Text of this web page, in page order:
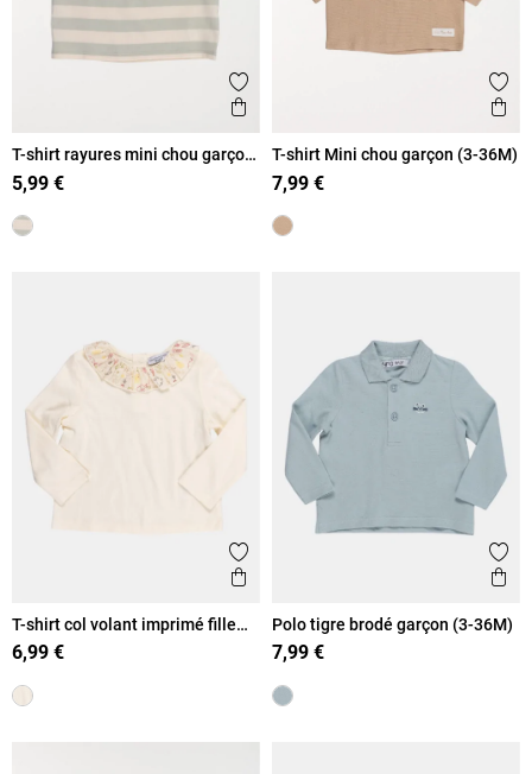
Ajouter aux favoris
Aperçu rapide
T-shirt rayures mini chou garçon
(3-36M)
5,99 €
T-shirt Mini chou garçon (3-36M)
7,99 €
Ajouter aux favoris
Aperçu rapide
T-shirt col volant imprimé fille
(3-36M)
6,99 €
Polo tigre brodé garçon (3-36M)
7,99 €